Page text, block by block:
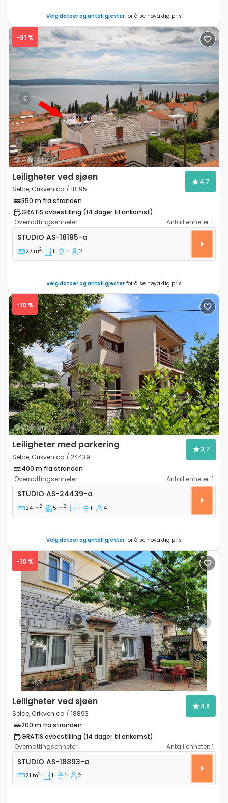
Velg datoer og antall gjester for å se nøyaktig pris
Previous Next
-31 %
Leiligheter ved sjøen
Selce, Crikvenica / 18195
4,7
350 m fra stranden
GRATIS avbestilling (14 dager til ankomst)
Overnattingsenheter:
Antall enheter: 1
Leilighet studio Selce, Crikvenica AS-18195-a
STUDIO AS-18195-a
27 m2 1 1 2
Velg datoer og antall gjester for å se nøyaktig pris
Previous Next
-10 %
Leiligheter med parkering
Selce, Crikvenica / 24439
3,7
400 m fra stranden
Overnattingsenheter:
Antall enheter: 1
Leilighet studio Selce, Crikvenica AS-24439-a
STUDIO AS-24439-a
24 m2 5 m2 1 1 4
Velg datoer og antall gjester for å se nøyaktig pris
Previous Next
-10 %
Leiligheter ved sjøen
Selce, Crikvenica / 18893
4,8
200 m fra stranden
GRATIS avbestilling (14 dager til ankomst)
Overnattingsenheter:
Antall enheter: 1
Leilighet studio Selce, Crikvenica AS-18893-a
STUDIO AS-18893-a
21 m2 1 1 2